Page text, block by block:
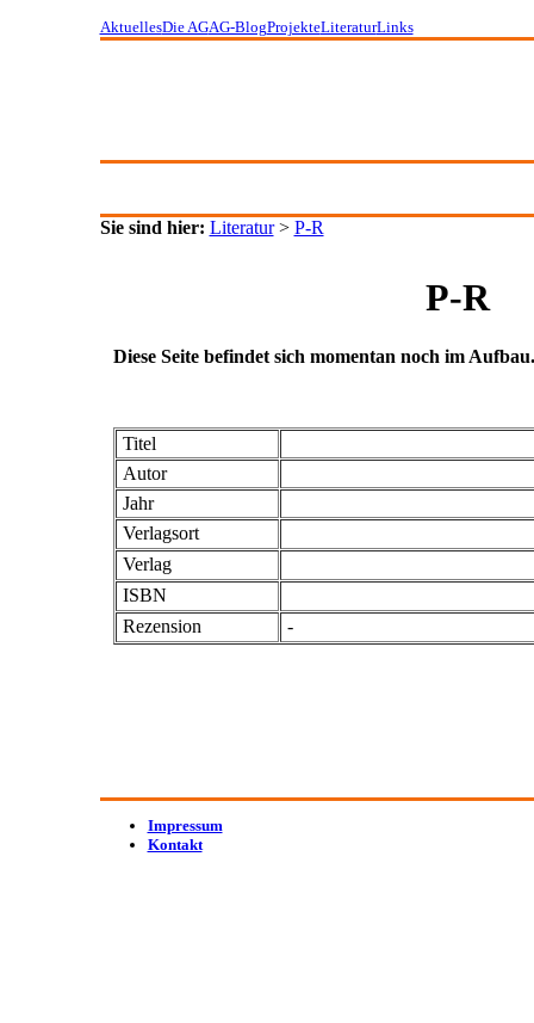
AktuellesDie AGAG-BlogProjekteLiteraturLinks
Sie sind hier: Literatur> P-R
P-R
Diese Seite befindet sich momentan noch im Aufbau.
Titel
Autor
Jahr
Verlagsort
Verlag
ISBN
Rezension
-
Impressum
Kontakt